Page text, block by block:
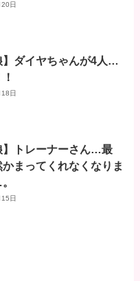
日
】ダイヤちゃんが4人…
日
】トレーナーさん…最
まってくれなくなりま
日